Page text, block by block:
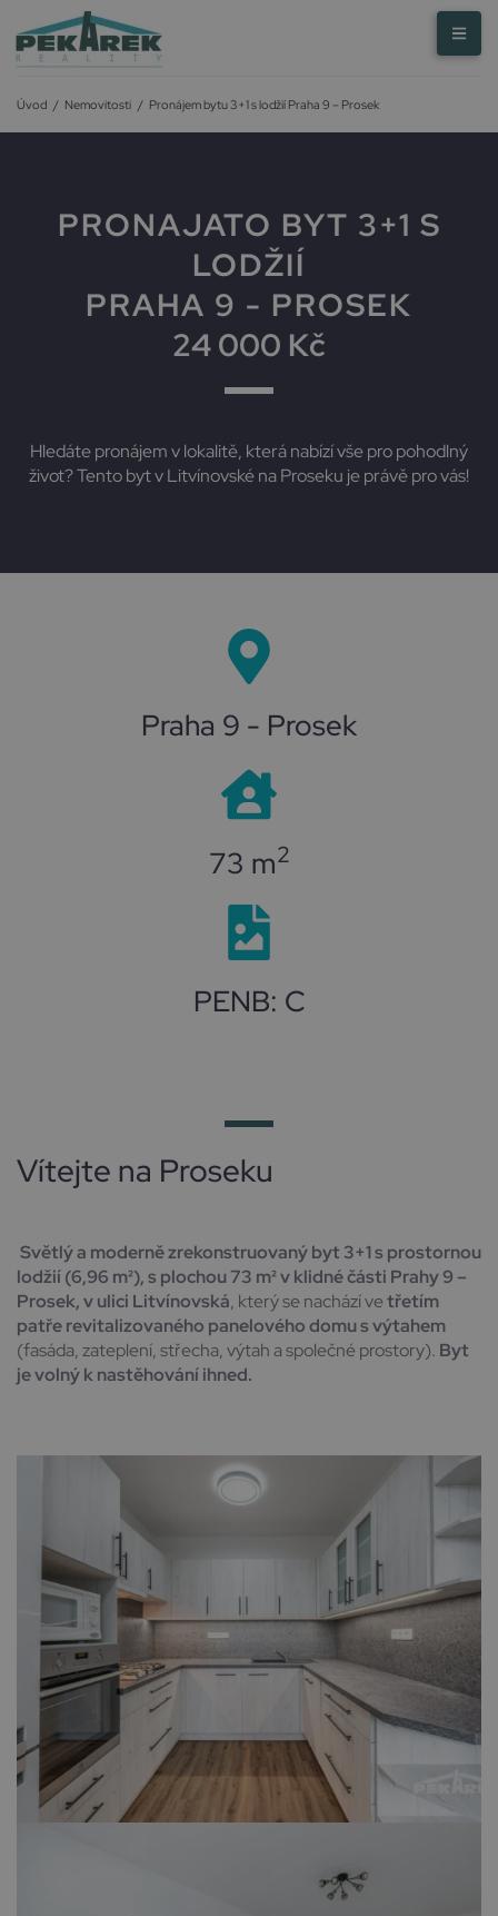
Úvod / Nemovitosti / Pronájem bytu 3+1 s lodžií Praha 9 – Prosek
PRONAJATO BYT 3+1 S
LODŽIÍ
PRAHA 9 - PROSEK
24 000 Kč
Hledáte pronájem v lokalitě, která nabízí vše pro pohodlný
život? Tento byt v Litvínovské na Proseku je právě pro vás!
Praha 9 - Prosek
73 m2
PENB: C
Vítejte na Proseku
Světlý a moderně zrekonstruovaný byt 3+1 s prostornou
lodžií (6,96 m²), s plochou 73 m² v klidné části Prahy 9 –
Prosek, v ulici Litvínovská, který se nachází vetřetím
patře revitalizovaného panelového domu s výtahem
(fasáda, zateplení, střecha, výtah a společné prostory). Byt
je volný k nastěhování ihned.